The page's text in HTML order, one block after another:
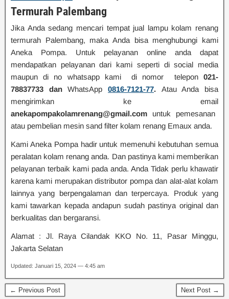
Termurah Palembang
Jika Anda sedang mencari tempat jual lampu kolam renang
termurah Palembang, maka Anda bisa menghubungi kami
Aneka Pompa. Untuk pelayanan online anda dapat
mendapatkan pelayanan dari kami seperti di social media
maupun di no whatsapp kami di nomor telepon 021-
78837733 danWhatsApp0816-7121-77. Atau Anda bisa
mengirimkan ke email
anekapompakolamrenang@gmail.com untuk pemesanan
atau pembelian mesin sand filter kolam renang Emaux anda.
Kami Aneka Pompa hadir untuk memenuhi kebutuhan semua
peralatan kolam renang anda. Dan pastinya kami memberikan
pelayanan terbaik kami pada anda. Anda Tidak perlu khawatir
karena kami merupakan distributor pompa dan alat-alat kolam
lainnya yang berpengalaman dan terpercaya. Produk yang
kami tawarkan kepada andapun sudah pastinya original dan
berkualitas dan bergaransi.
Alamat : Jl. Raya Cilandak KKO No. 11, Pasar Minggu,
Jakarta Selatan
Updated: Januari 15, 2024 — 4:45 am
← Previous Post Next Post →